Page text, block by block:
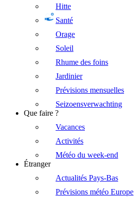
Hitte
Santé
Orage
Soleil
Rhume des foins
Jardinier
Prévisions mensuelles
Seizoensverwachting
Que faire ?
Vacances
Activités
Météo du week-end
Étranger
Actualités Pays-Bas
Prévisions météo Europe